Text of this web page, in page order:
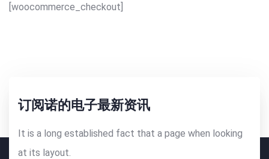
[woocommerce_checkout]
订阅诺的电子最新资讯
It is a long established fact that a page when looking
at its layout.